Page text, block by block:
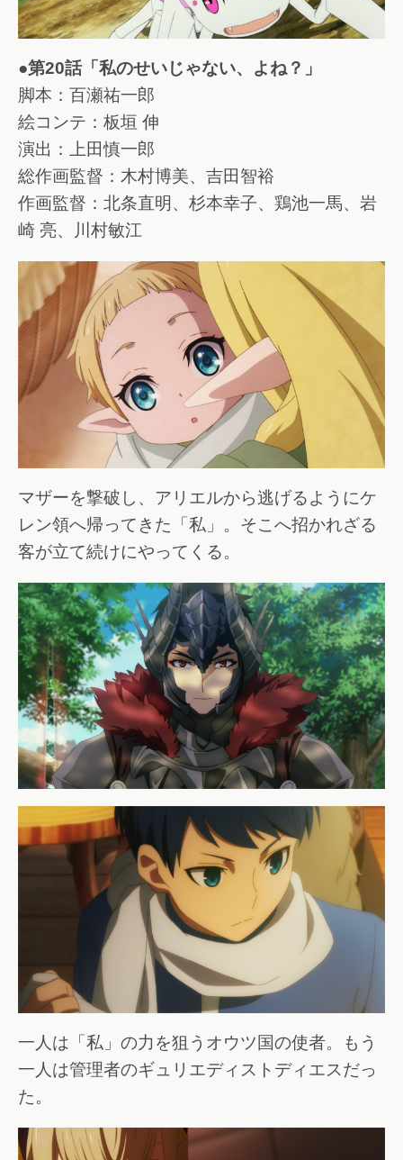
●第20話「私のせいじゃない、よね？」
脚本：百瀬祐一郎
絵コンテ：板垣 伸
演出：上田慎一郎
総作画監督：木村博美、吉田智裕
作画監督：北条直明、杉本幸子、鶏池一馬、岩
崎 亮、川村敏江
マザーを撃破し、アリエルから逃げるようにケ
レン領へ帰ってきた「私」。そこへ招かれざる
客が立て続けにやってくる。
一人は「私」の力を狙うオウツ国の使者。もう
一人は管理者のギュリエディストディエスだっ
た。